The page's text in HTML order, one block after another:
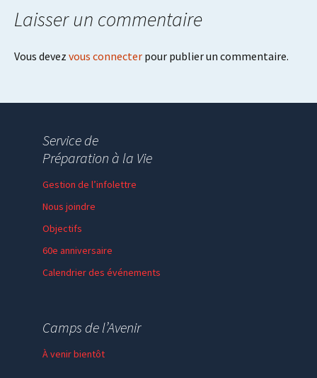
Laisser un commentaire
Vous devez vous connecter pour publier un commentaire.
Service de
Préparation à la Vie
Gestion de l’infolettre
Nous joindre
Objectifs
60e anniversaire
Calendrier des événements
Faire un don
Camps de l’Avenir
À venir bientôt